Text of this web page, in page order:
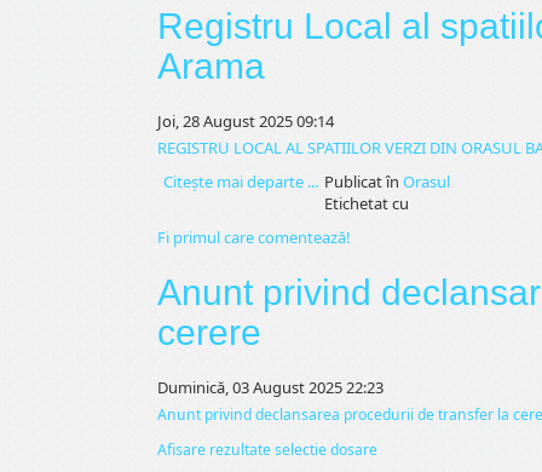
Registru Local al
Arama
Joi, 28 August 2025 09:14
REGISTRU LOCAL AL SPATIILOR VERZI DIN ORASUL
Citeşte mai departe ... Publicat în Orasul
Etichetat cu
Fi primul care comentează!
Anunt privind
cerere
Duminică, 03 August 2025 22:23
Anunt privind declansarea procedurii de transfer la
Afisare rezultate selectie dosare